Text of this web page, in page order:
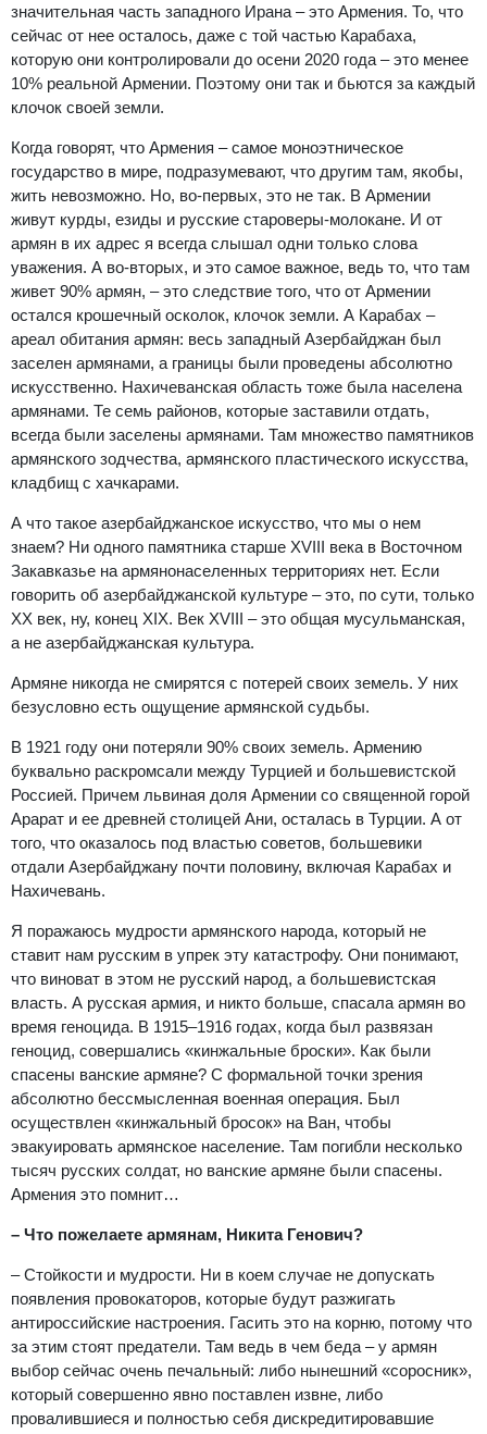
значительная часть западного Ирана – это Армения. То, что
сейчас от нее осталось, даже с той частью Карабаха,
которую они контролировали до осени 2020 года – это менее
10% реальной Армении. Поэтому они так и бьются за каждый
клочок своей земли.
Когда говорят, что Армения – самое моноэтническое
государство в мире, подразумевают, что другим там, якобы,
жить невозможно. Но, во-первых, это не так. В Армении
живут курды, езиды и русские староверы-молокане. И от
армян в их адрес я всегда слышал одни только слова
уважения. А во-вторых, и это самое важное, ведь то, что там
живет 90% армян, – это следствие того, что от Армении
остался крошечный осколок, клочок земли. А Карабах –
ареал обитания армян: весь западный Азербайджан был
заселен армянами, а границы были проведены абсолютно
искусственно. Нахичеванская область тоже была населена
армянами. Те семь районов, которые заставили отдать,
всегда были заселены армянами. Там множество памятников
армянского зодчества, армянского пластического искусства,
кладбищ с хачкарами.
А что такое азербайджанское искусство, что мы о нем
знаем? Ни одного памятника старше XVIII века в Восточном
Закавказье на армянонаселенных территориях нет. Если
говорить об азербайджанской культуре – это, по сути, только
XX век, ну, конец XIX. Век XVIII – это общая мусульманская,
а не азербайджанская культура.
Армяне никогда не смирятся с потерей своих земель. У них
безусловно есть ощущение армянской судьбы.
В 1921 году они потеряли 90% своих земель. Армению
буквально раскромсали между Турцией и большевистской
Россией. Причем львиная доля Армении со священной горой
Арарат и ее древней столицей Ани, осталась в Турции. А от
того, что оказалось под властью советов, большевики
отдали Азербайджану почти половину, включая Карабах и
Нахичевань.
Я поражаюсь мудрости армянского народа, который не
ставит нам русским в упрек эту катастрофу. Они понимают,
что виноват в этом не русский народ, а большевистская
власть. А русская армия, и никто больше, спасала армян во
время геноцида. В 1915–1916 годах, когда был развязан
геноцид, совершались «кинжальные броски». Как были
спасены ванские армяне? С формальной точки зрения
абсолютно бессмысленная военная операция. Был
осуществлен «кинжальный бросок» на Ван, чтобы
эвакуировать армянское население. Там погибли несколько
тысяч русских солдат, но ванские армяне были спасены.
Армения это помнит…
– Что пожелаете армянам, Никита Генович?
– Стойкости и мудрости. Ни в коем случае не допускать
появления провокаторов, которые будут разжигать
антироссийские настроения. Гасить это на корню, потому что
за этим стоят предатели. Там ведь в чем беда – у армян
выбор сейчас очень печальный: либо нынешний «соросник»,
который совершенно явно поставлен извне, либо
провалившиеся и полностью себя дискредитировавшие